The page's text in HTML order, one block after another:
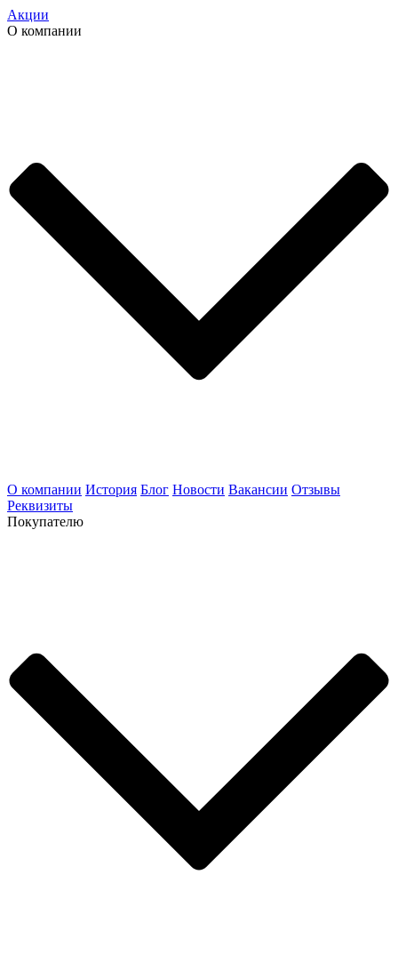
Акции
О компании
О компании История Блог Новости Вакансии Отзывы
Реквизиты
Покупателю